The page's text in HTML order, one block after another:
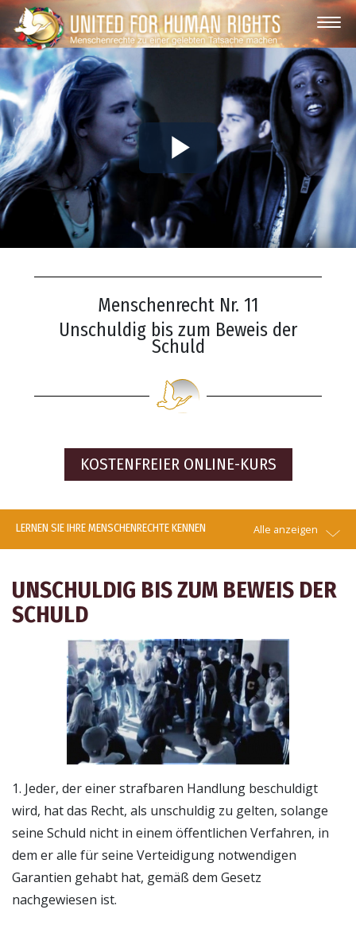
Play
Video
Menschenrecht Nr. 11
Unschuldig bis zum Beweis der
Schuld
KOSTENFREIER ONLINE-KURS
LERNEN SIE IHRE MENSCHENRECHTE KENNEN Alle anzeigen
UNSCHULDIG BIS ZUM BEWEIS DER
SCHULD
1. Jeder, der einer strafbaren Handlung beschuldigt
wird, hat das Recht, als unschuldig zu gelten, solange
seine Schuld nicht in einem öffentlichen Verfahren, in
dem er alle für seine Verteidigung notwendigen
Garantien gehabt hat, gemäß dem Gesetz
nachgewiesen ist.